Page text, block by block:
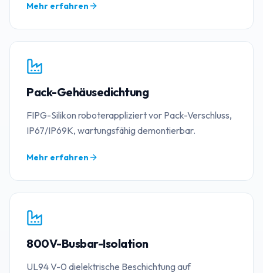
Mehr erfahren
Pack-Gehäusedichtung
FIPG-Silikon roboterappliziert vor Pack-Verschluss,
IP67/IP69K, wartungsfähig demontierbar.
Mehr erfahren
800V-Busbar-Isolation
UL94 V-0 dielektrische Beschichtung auf